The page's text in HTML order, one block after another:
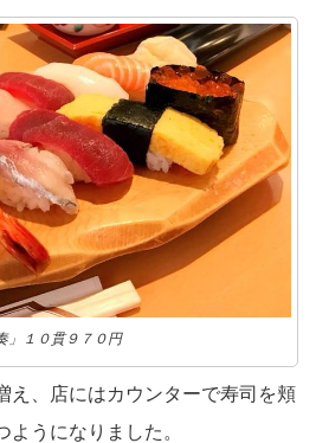
」１０貫９７０円
え、店にはカウンターで寿司を頬
うになりました。